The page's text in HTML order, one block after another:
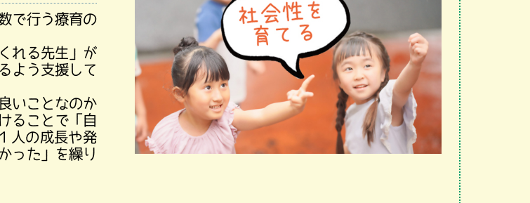
ご利用について
アクセス
見学・お問い合わせ
で行う療育の
れる先生」が
よう支援して
いことなのか
ることで「自
人の成長や発
った」を繰り